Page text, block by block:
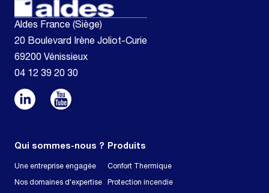
Aldes France (Siège)
20 Boulevard Irène Joliot-Curie
69200 Vénissieux
04 12 39 20 30
Qui sommes-nous ?
Une entreprise engagée
Nos domaines d'expertise
Produits
Confort Thermique
Protection incendie